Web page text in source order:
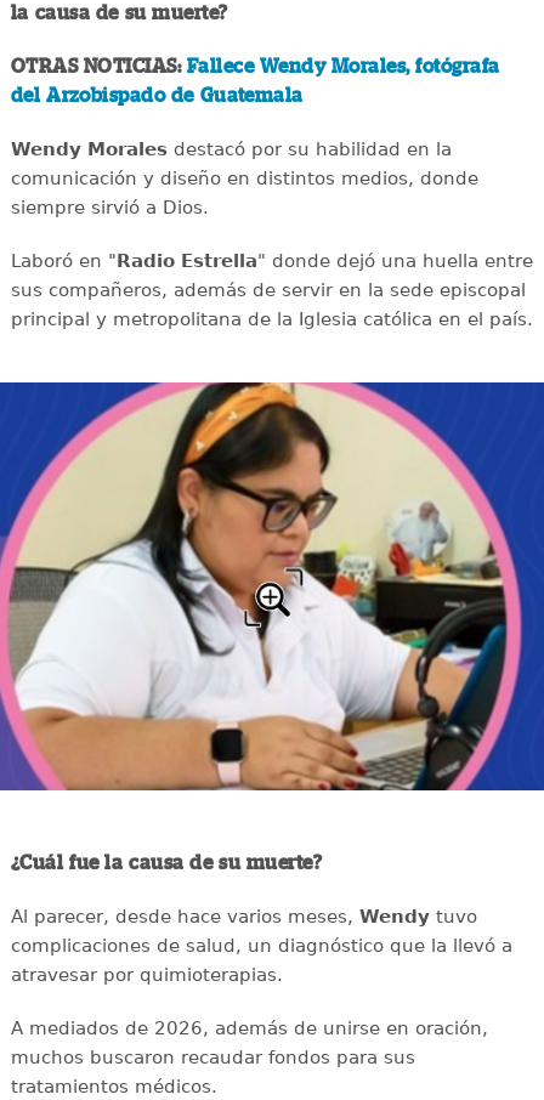
la causa de su muerte?
OTRAS NOTICIAS: Fallece Wendy Morales, fotógrafa
del Arzobispado de Guatemala
Wendy Moralesdestacó por su habilidad en la
comunicación y diseño en distintos medios, donde
siempre sirvió a Dios.
Laboró en "Radio Estrella" donde dejó una huella entre
sus compañeros, además de servir en la sede episcopal
principal y metropolitana de la Iglesia católica en el país.
¿Cuál fue la causa de su muerte?
Al parecer, desde hace varios meses, Wendytuvo
complicaciones de salud, un diagnóstico que la llevó a
atravesar por quimioterapias.
A mediados de 2026, además de unirse en oración,
muchos buscaron recaudar fondos para sus
tratamientos médicos.